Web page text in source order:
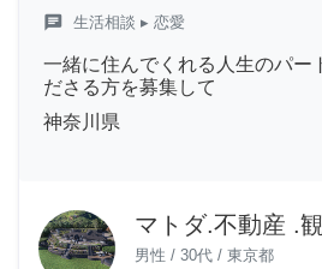
chat 生活相談 ▸ 恋愛
一緒に住んでくれる人生のパー
ださる方を募集して
神奈川県
マトダ.不動産 .
男性 / 30代 / 東京都